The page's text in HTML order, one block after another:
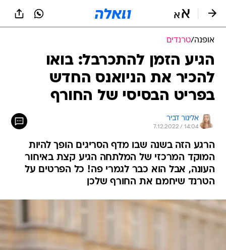
אופנה/טרנדים
הגיע הזמן להתכרבל: בואו
להכיר את הניואנס החדש
בפריט הבסיסי של החורף
אלינור דביר
7.12.2022 / 14:04
הרגע הזה בשנה שבו מדף הסריגים הופך להיות
המוקד המרכזי של המלתחה הגיע קצת באיחור
העונה, אבל הוא כבר לגמרי פה! כל הפרטים על
הטרנד שיחמם את החורף שלכן